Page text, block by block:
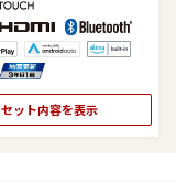
セット内容を表示